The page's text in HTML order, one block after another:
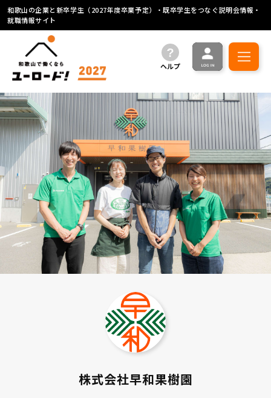
和歌山の企業と新卒学生（2027年度卒業予定）・既卒学生をつなぐ説明会情報・
就職情報サイト
ヘルプ
株式会社早和果樹園